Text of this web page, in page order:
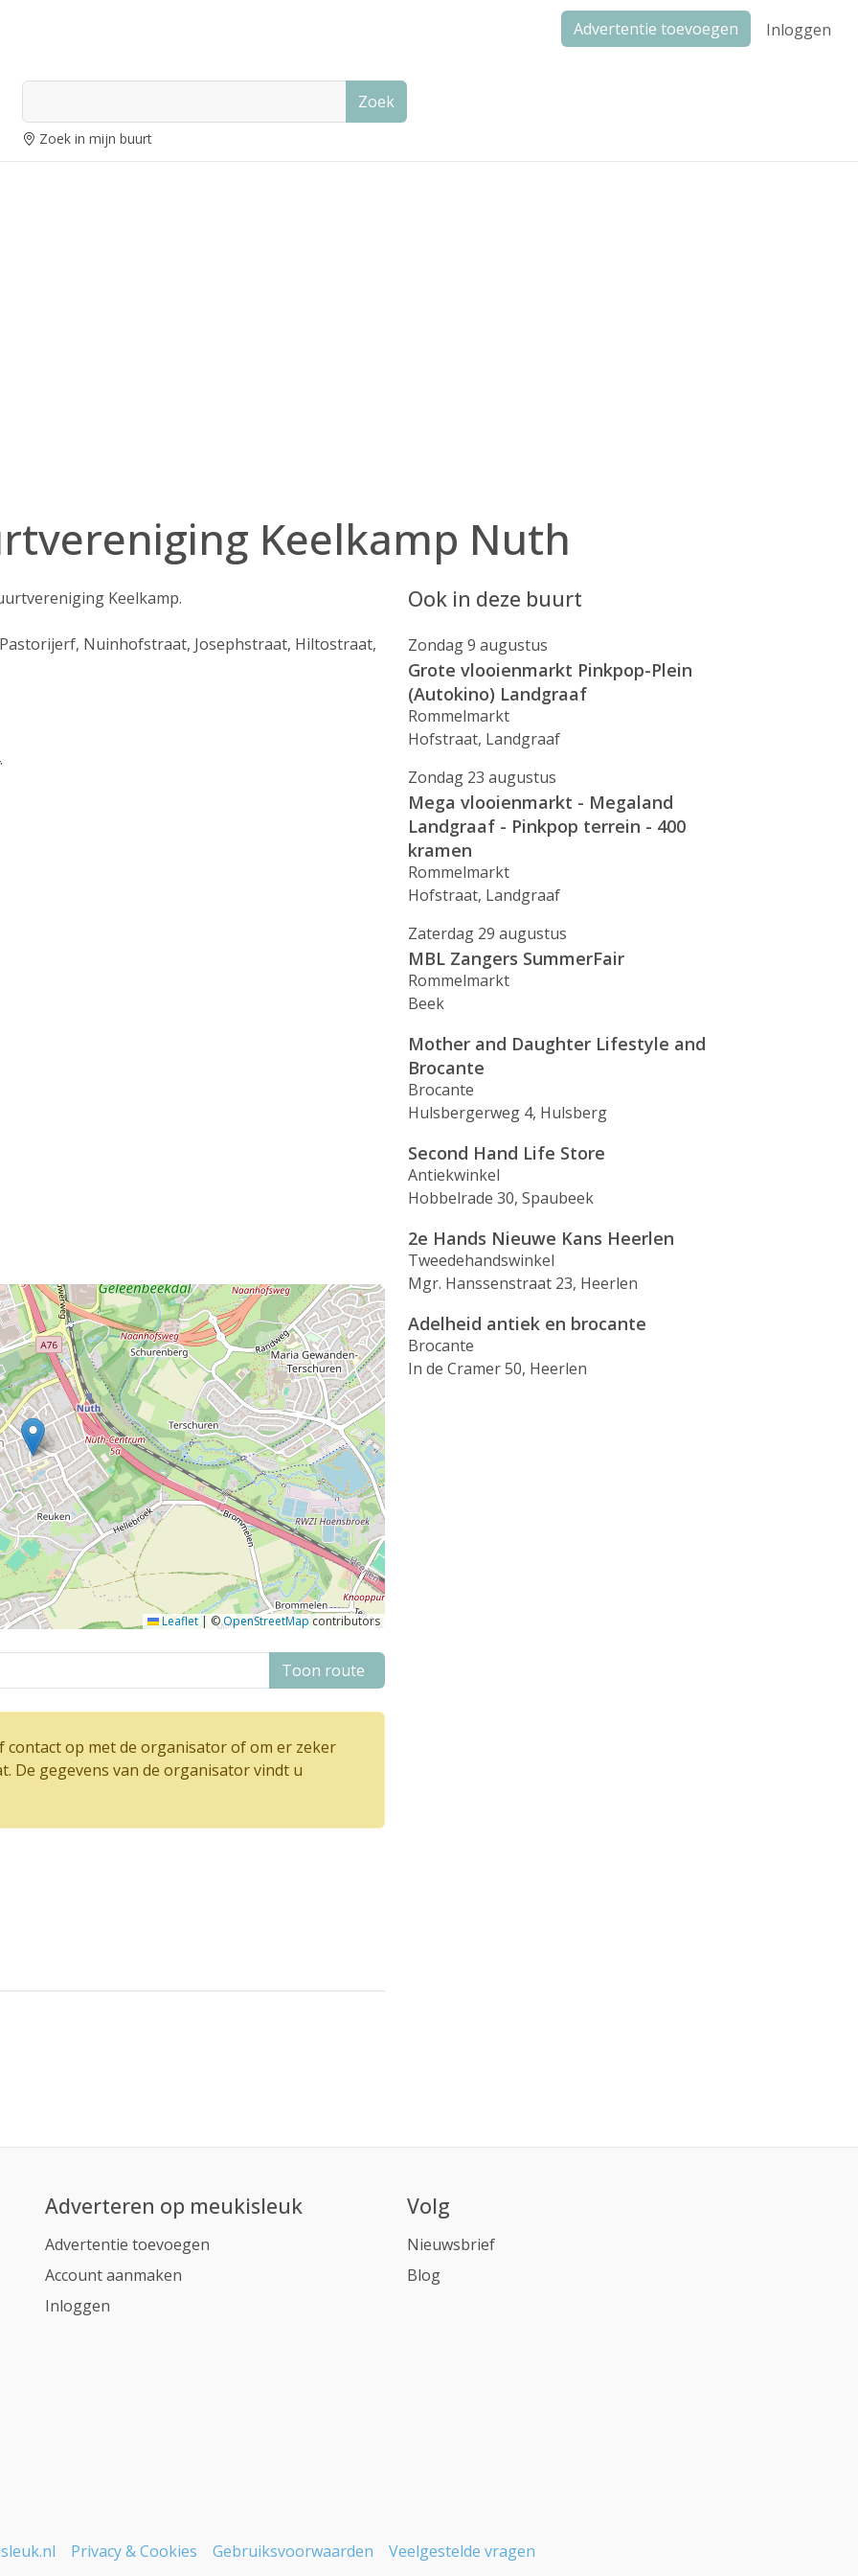
Advertentie toevoegen Inloggen
Zoek
Zoek in mijn buurt
Keelkamp Nuth
Keelkamp.
Nuinhofstraat, Josephstraat, Hiltostraat,
Leaflet | ©OpenStreetMap contributors
Toon route
contact op met de organisator of om er zeker
De gegevens van de organisator vindt u
Ook in deze buurt
Zondag 9 augustus
Grote vlooienmarkt Pinkpop-Plein
(Autokino) Landgraaf
Rommelmarkt
Hofstraat, Landgraaf
Zondag 23 augustus
Mega vlooienmarkt - Megaland
Landgraaf - Pinkpop terrein - 400
kramen
Rommelmarkt
Hofstraat, Landgraaf
Zaterdag 29 augustus
MBL Zangers SummerFair
Rommelmarkt
Beek
Mother and Daughter Lifestyle and
Brocante
Brocante
Hulsbergerweg 4, Hulsberg
Second Hand Life Store
Antiekwinkel
Hobbelrade 30, Spaubeek
2e Hands Nieuwe Kans Heerlen
Tweedehandswinkel
Mgr. Hanssenstraat 23, Heerlen
Adelheid antiek en brocante
Brocante
In de Cramer 50, Heerlen
Adverteren op meukisleuk
Advertentie toevoegen
Account aanmaken
Inloggen
Volg
Nieuwsbrief
Blog
Privacy & Cookies Gebruiksvoorwaarden Veelgestelde vragen